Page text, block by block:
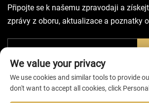
Připojte se k našemu zpravodaji a
zprávy z oboru, aktualizace a poznatky
We value your privacy
We use cookies and similar tools to provide
don't want to accept all cookies, click